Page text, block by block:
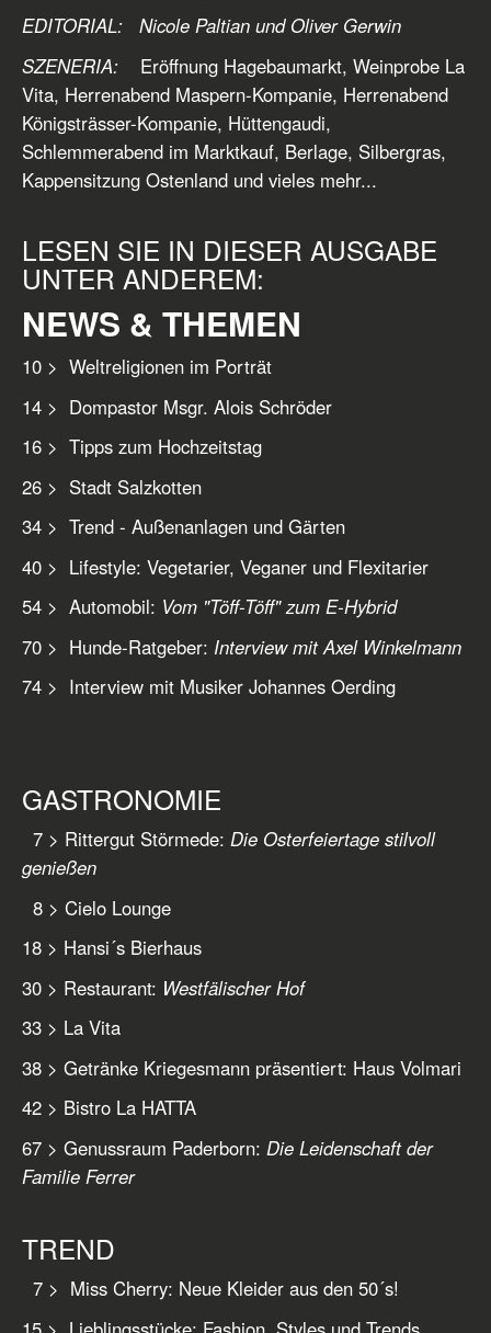
EDITORIAL: Nicole Paltian und Oliver Gerwin
SZENERIA: Eröffnung Hagebaumarkt, Weinprobe La
Vita, Herrenabend Maspern-Kompanie, Herrenabend
Königsträsser-Kompanie, Hüttengaudi,
Schlemmerabend im Marktkauf, Berlage, Silbergras,
Kappensitzung Ostenland und vieles mehr...
LESEN SIE IN DIESER AUSGABE
UNTER ANDEREM:
NEWS & THEMEN
10 > Weltreligionen im Porträt
14 > Dompastor Msgr. Alois Schröder
16 > Tipps zum Hochzeitstag
26 > Stadt Salzkotten
34 > Trend - Außenanlagen und Gärten
40 > Lifestyle: Vegetarier, Veganer und Flexitarier
54 > Automobil: Vom "Töff-Töff" zum E-Hybrid
70 > Hunde-Ratgeber: Interview mit Axel Winkelmann
74 > Interview mit Musiker Johannes Oerding
GASTRONOMIE
7 > Rittergut Störmede: Die Osterfeiertage stilvoll
genießen
8 > Cielo Lounge
18 > Hansi´s Bierhaus
30 > Restaurant: Westfälischer Hof
33 > La Vita
38 > Getränke Kriegesmann präsentiert: Haus Volmari
42 > Bistro La HATTA
67 > Genussraum Paderborn: Die Leidenschaft der
Familie Ferrer
TREND
7 > Miss Cherry: Neue Kleider aus den 50´s!